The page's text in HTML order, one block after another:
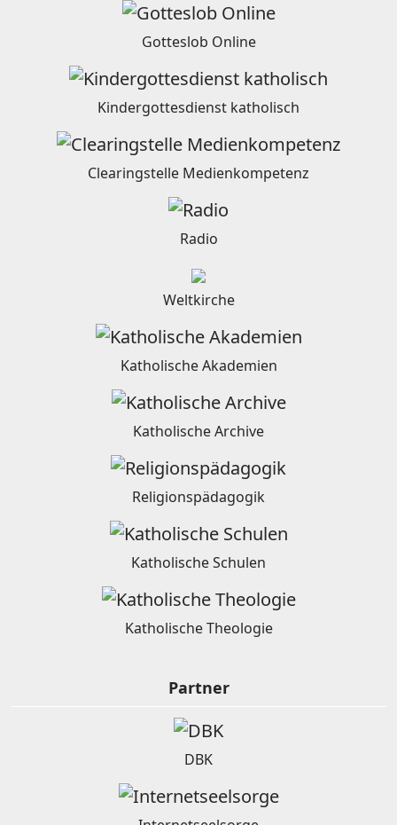
Gotteslob Online
Kindergottesdienst katholisch
Clearingstelle Medienkompetenz
Radio
Weltkirche
Katholische Akademien
Katholische Archive
Religionspädagogik
Katholische Schulen
Katholische Theologie
Partner
DBK